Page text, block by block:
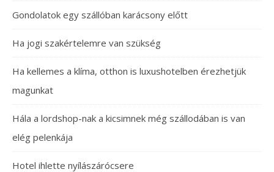
Gondolatok egy szállóban karácsony előtt
Ha jogi szakértelemre van szükség
Ha kellemes a klíma, otthon is luxushotelben érezhetjük
magunkat
Hála a lordshop-nak a kicsimnek még szállodában is van
elég pelenkája
Hotel ihlette nyílászárócsere